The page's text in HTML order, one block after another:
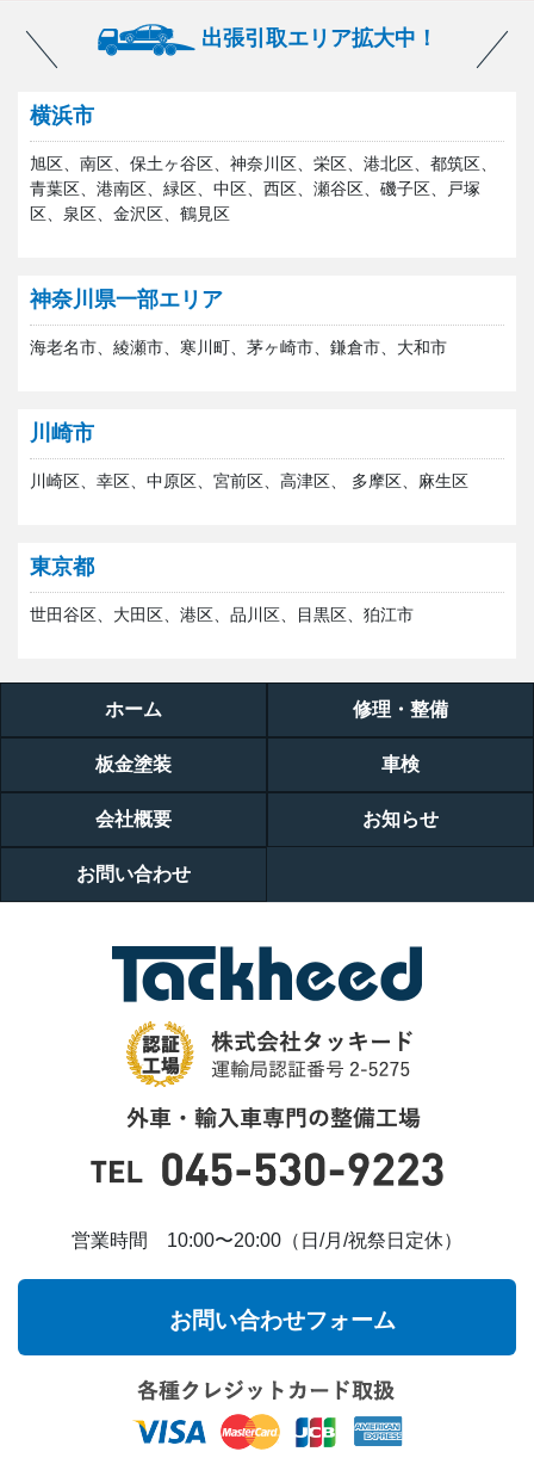
出張引取エリア拡大中！
横浜市
旭区、南区、保土ヶ谷区、神奈川区、栄区、港北区、都筑区、
青葉区、港南区、緑区、中区、西区、瀬谷区、磯子区、戸塚
区、泉区、金沢区、鶴見区
神奈川県一部エリア
海老名市、綾瀬市、寒川町、茅ヶ崎市、鎌倉市、大和市
川崎市
川崎区、幸区、中原区、宮前区、高津区、 多摩区、麻生区
東京都
世田谷区、大田区、港区、品川区、目黒区、狛江市
営業時間 10:00〜20:00（日/月/祝祭日定休）
お問い合わせフォーム
ホーム 修理・整備
板金塗装 車検
会社概要 お知らせ
お問い合わせ